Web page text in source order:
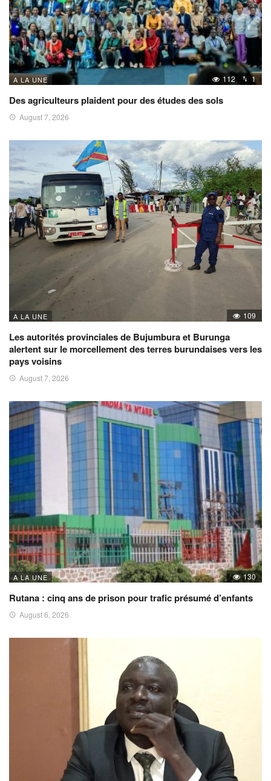
A LA UNE 112 1
Des agriculteurs plaident pour des études des sols
August 7, 2026
A LA UNE 109
Les autorités provinciales de Bujumbura et Burunga
alertent sur le morcellement des terres burundaises vers les
pays voisins
August 7, 2026
A LA UNE 130
Rutana : cinq ans de prison pour trafic présumé d’enfants
August 6, 2026